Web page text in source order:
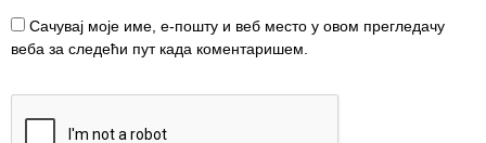
Сачувај моје име, е-пошту и веб место у овом прегледачу
веба за следећи пут када коментаришем.